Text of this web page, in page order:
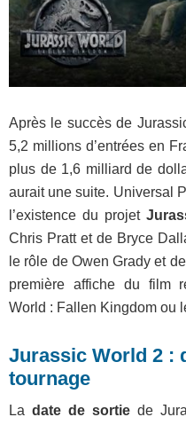
Après le succès de
5,2 millions d’entrées en
plus de 1,6 milliard de
aurait une suite. Universal
l’existence du projet
Chris Pratt et de Bryce
le rôle de Owen Grady et
première affiche du film
World : Fallen Kingdom ou
Jurassic World 2 :
tournage
La date de sortie de